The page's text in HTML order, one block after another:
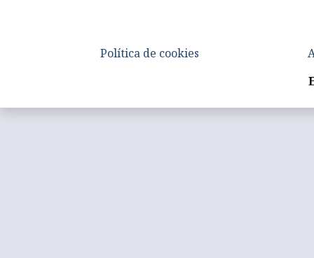
Política de cookies